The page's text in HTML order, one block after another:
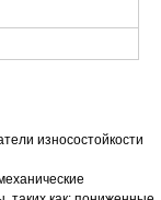
износостойкости